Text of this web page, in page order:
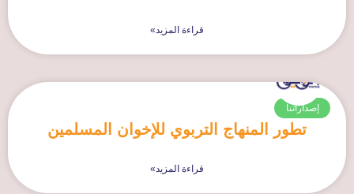
قراءة المزيد»
إصداراتنا
تطور المنهاج التربوي للإخوان المسلمين
قراءة المزيد»